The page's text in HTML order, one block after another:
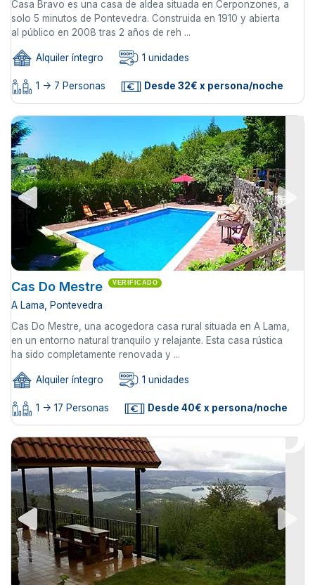
Casa Bravo es una casa de aldea situada en Cerponzones, a
solo 5 minutos de Pontevedra. Construida en 1910 y abierta
al público en 2008 tras 2 años de reh ...
Alquiler íntegro 1 unidades
1 -> 7 Personas Desde 32€ x persona/noche
Cas Do Mestre VERIFICADO
A Lama, Pontevedra
Cas Do Mestre, una acogedora casa rural situada en A Lama,
en un entorno natural tranquilo y relajante. Esta casa rústica
ha sido completamente renovada y ...
Alquiler íntegro 1 unidades
1 -> 17 Personas Desde 40€ x persona/noche